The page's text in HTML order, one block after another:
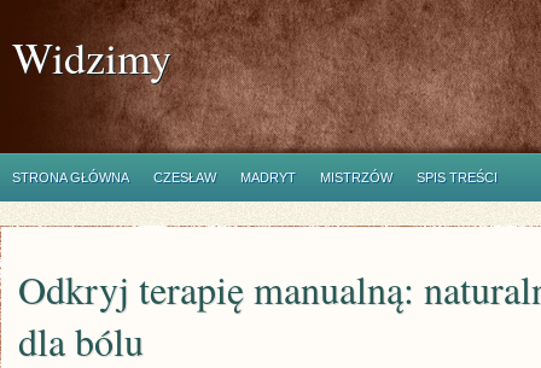
Widzimy
STRONA GŁÓWNA CZESŁAW MADRYT MISTRZÓW SPIS TREŚCI
Odkryj terapię manualną:
dla bólu